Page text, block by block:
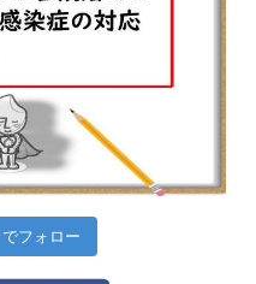
でフォロー